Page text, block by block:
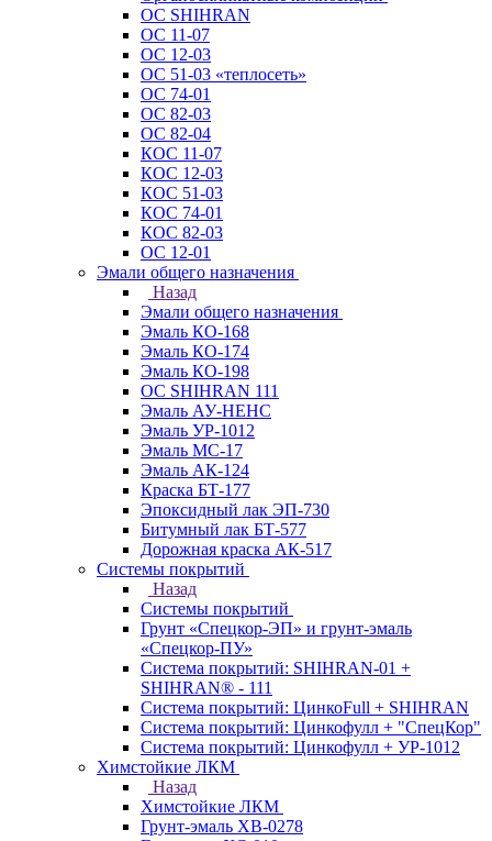
ОС SHIHRAN
ОС 11-07
ОС 12-03
ОС 51-03 «теплосеть»
ОС 74-01
ОС 82-03
ОС 82-04
КОС 11-07
КОС 12-03
КОС 51-03
КОС 74-01
КОС 82-03
ОС 12-01
Эмали общего назначения
Назад
Эмали общего назначения
Эмаль КО-168
Эмаль КО-174
Эмаль КО-198
ОС SHIHRAN 111
Эмаль АУ-НЕНС
Эмаль УР-1012
Эмаль МС-17
Эмаль АК-124
Краска БТ-177
Эпоксидный лак ЭП-730
Битумный лак БТ-577
Дорожная краска АК-517
Системы покрытий
Назад
Системы покрытий
Грунт «Спецкор-ЭП» и грунт-эмаль
«Спецкор-ПУ»
Система покрытий: SHIHRAN-01 +
SHIHRAN® - 111
Система покрытий: ЦинкоFull + SHIHRAN
Система покрытий: Цинкофулл + "СпецКор"
Система покрытий: Цинкофулл + УР-1012
Химстойкие ЛКМ
Назад
Химстойкие ЛКМ
Грунт-эмаль ХВ-0278